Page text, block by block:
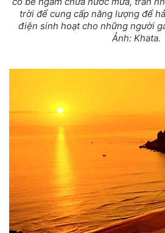
trời để cung cấp năng lượng để
điện sinh hoạt cho những người
Ảnh: Khata.